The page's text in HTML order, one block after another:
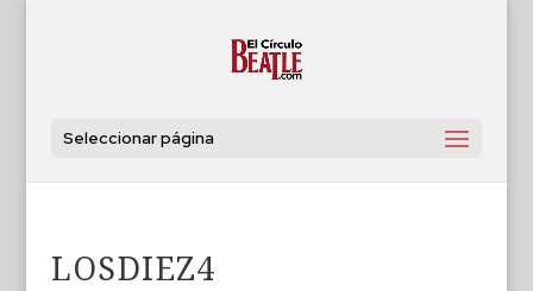
Seleccionar página
LOSDIEZ4